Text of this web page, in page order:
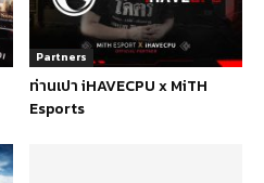
Partners
ท่านเปา iHAVECPU x MiTH
Esports